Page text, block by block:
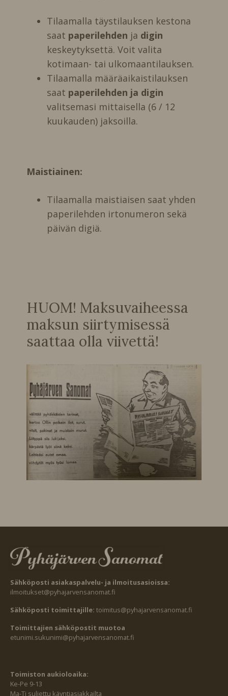
Tilaamalla täystilauksen kestona
saat paperilehden ja digin
keskeytyksettä. Voit valita
kotimaan- tai ulkomaantilauksen.
Tilaamalla määräaikaistilauksen
saat paperilehden ja digin
valitsemasi mittaisella (6 / 12
kuukauden) jaksoilla.
Maistiainen:
Tilaamalla maistiaisen saat yhden
paperilehden irtonumeron sekä
päivän digiä.
HUOM! Maksuvaiheessa
maksun siirtymisessä
saattaa olla viivettä!
Sähköposti asiakaspalvelu- ja ilmoitusasioissa:
ilmoitukset@pyhajarvensanomat.fi
Sähköposti toimittajille: toimitus@pyhajarvensanomat.fi
Toimittajien sähköpostit muotoa
etunimi.sukunimi@pyhajarvensanomat.fi
Toimiston aukioloaika:
Ke-Pe 9-13
Ma-Ti suljettu käyntiasiakkailta